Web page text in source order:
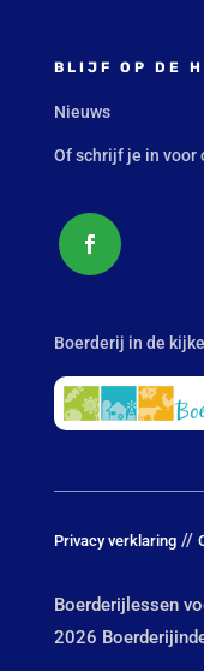
BLIJF OP DE
Nieuws
Of schrijf je in voor
Boerderij in de
Privacy verklaring//
Boerderijlessen
2026